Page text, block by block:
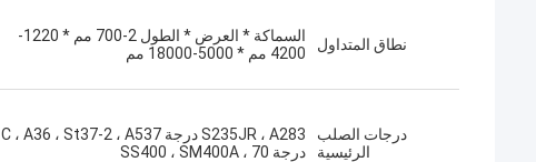
نطاق المتداول
السماكة * العرض * الطول 2-700 مم * 1220-
4200 مم * 5000-18000 مم
درجات الصلب
الرئيسية
S235JR ، A283 درجة C ، A36 ، St37-2 ، A537
درجة 70 ، SS400 ، SM400A